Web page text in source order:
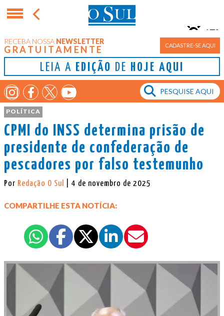
RECEBA NOSSA NEWSLETTER
GRATUITAMENTE CADASTRE-SE AQUI
LEIA A EDIÇÃO DE HOJE AQUI
Porto Alegre
17°
POLÍTICA
CPMI do INSS determina prisão de
presidente de confederação de
pescadores por falso testemunho
Por Redação O Sul | 4 de novembro de 2025
COMPARTILHE ESTA NOTÍCIA: